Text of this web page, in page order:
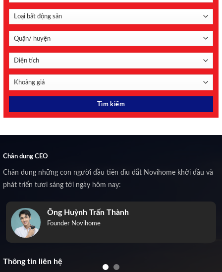
Chân dung CEO
Chân dung những con người đầu tiên dìu dắt Novihome khởi đầu và
phát triển tươi sáng tới ngày hôm nay:
Ông Huỳnh Trấn Thành
Founder Novihome
Thông tin liên hệ